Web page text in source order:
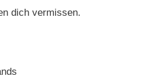
dich vermissen.